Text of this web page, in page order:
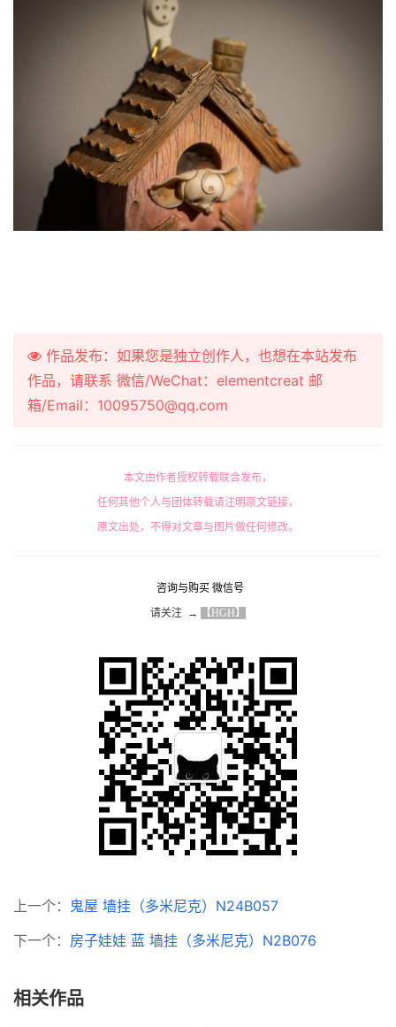
作品发布：如果您是独立创作人，也想在本站发布
作品，请联系 微信/WeChat：elementcreat 邮
箱/Email：10095750@qq.com
本文由作者授权转载联合发布，
任何其他个人与团体转载请注明原文链接，
原文出处，不得对文章与图片做任何修改。
咨询与购买 微信号
请关注  → 【HGH】
上一个： 鬼屋 墙挂（多米尼克）N24B057
下一个： 房子娃娃 蓝 墙挂（多米尼克）N2B076
相关作品